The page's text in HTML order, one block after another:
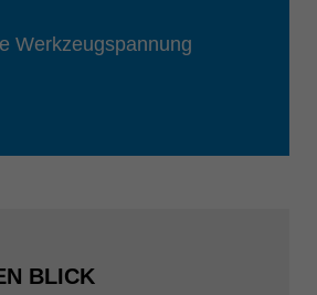
Werkzeugspannung
BLICK